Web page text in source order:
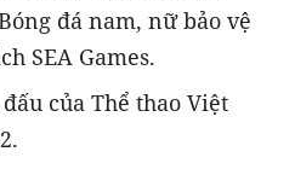
đá nam, nữ bảo vệ
SEA Games.
của Thể thao Việt